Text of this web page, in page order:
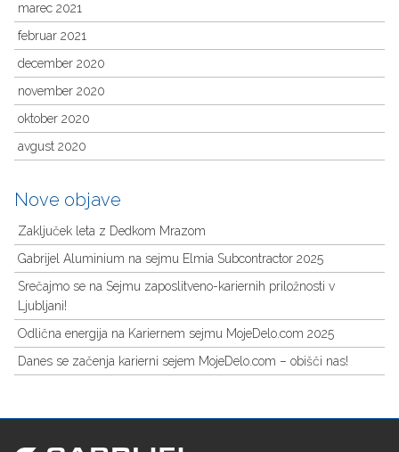
marec 2021
februar 2021
december 2020
november 2020
oktober 2020
avgust 2020
Nove objave
Zaključek leta z Dedkom Mrazom
Gabrijel Aluminium na sejmu Elmia Subcontractor 2025
Srečajmo se na Sejmu zaposlitveno-kariernih priložnosti v
Ljubljani!
Odlična energija na Kariernem sejmu MojeDelo.com 2025
Danes se začenja karierni sejem MojeDelo.com – obišči nas!